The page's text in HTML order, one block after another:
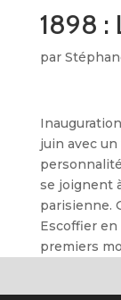
1898 :
par
juin avec
se joignent
parisienne.
Escoffier
premiers